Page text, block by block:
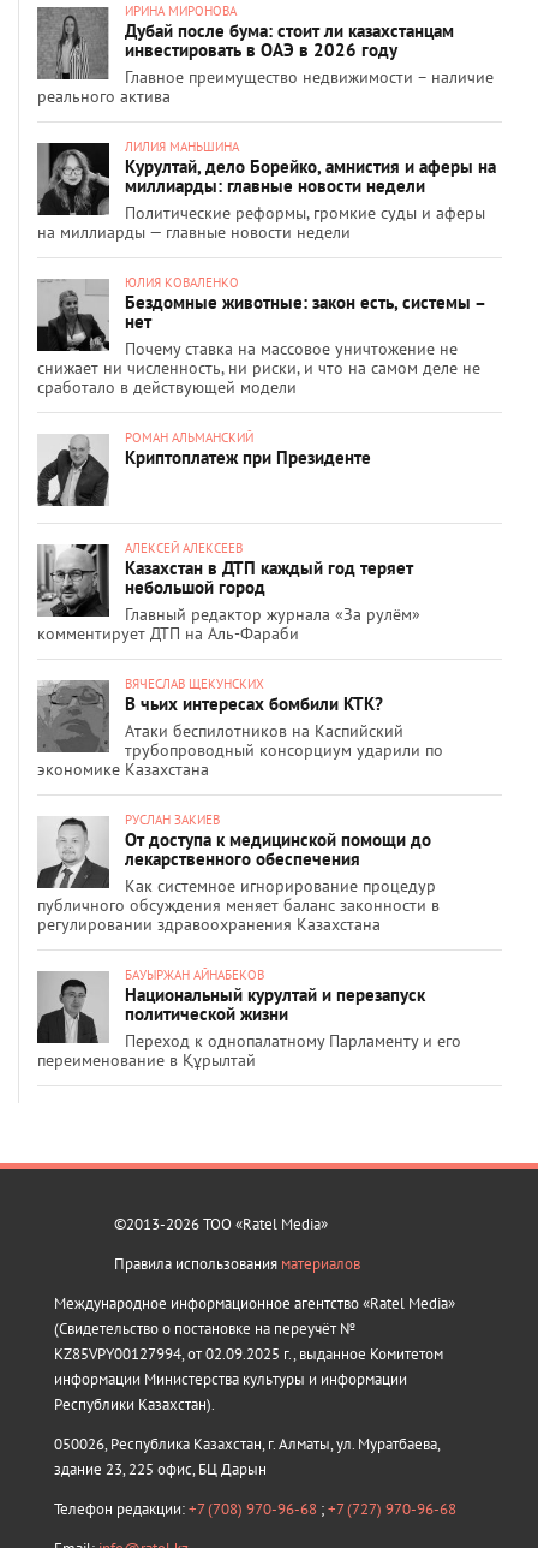
ИРИНА МИРОНОВА
Дубай после бума: стоит ли казахстанцам
инвестировать в ОАЭ в 2026 году
Главное преимущество недвижимости – наличие
реального актива
ЛИЛИЯ МАНЬШИНА
Курултай, дело Борейко, амнистия и аферы на
миллиарды: главные новости недели
Политические реформы, громкие суды и аферы
на миллиарды — главные новости недели
ЮЛИЯ КОВАЛЕНКО
Бездомные животные: закон есть, системы –
нет
Почему ставка на массовое уничтожение не
снижает ни численность, ни риски, и что на самом деле не
сработало в действующей модели
РОМАН АЛЬМАНСКИЙ
Криптоплатеж при Президенте
АЛЕКСЕЙ АЛЕКСЕЕВ
Казахстан в ДТП каждый год теряет
небольшой город
Главный редактор журнала «За рулём»
комментирует ДТП на Аль-Фараби
ВЯЧЕСЛАВ ЩЕКУНСКИХ
В чьих интересах бомбили КТК?
Атаки беспилотников на Каспийский
трубопроводный консорциум ударили по
экономике Казахстана
РУСЛАН ЗАКИЕВ
От доступа к медицинской помощи до
лекарственного обеспечения
Как системное игнорирование процедур
публичного обсуждения меняет баланс законности в
регулировании здравоохранения Казахстана
БАУЫРЖАН АЙНАБЕКОВ
Национальный курултай и перезапуск
политической жизни
Переход к однопалатному Парламенту и его
переименование в Құрылтай
©2013-2026 ТОО «Ratel Media»
Правила использования материалов
Международное информационное агентство «Ratel Media»
(Свидетельство о постановке на переучёт №
KZ85VPY00127994, от 02.09.2025 г., выданное Комитетом
информации Министерства культуры и информации
Республики Казахстан).
050026, Республика Казахстан, г. Алматы, ул. Муратбаева,
здание 23, 225 офис, БЦ Дарын
Телефон редакции:+7 (708) 970-96-68 ;+7 (727) 970-96-68